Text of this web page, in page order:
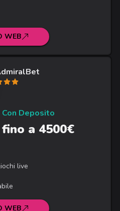
WEB
Con Deposito
fino a 4500€
live
WEB